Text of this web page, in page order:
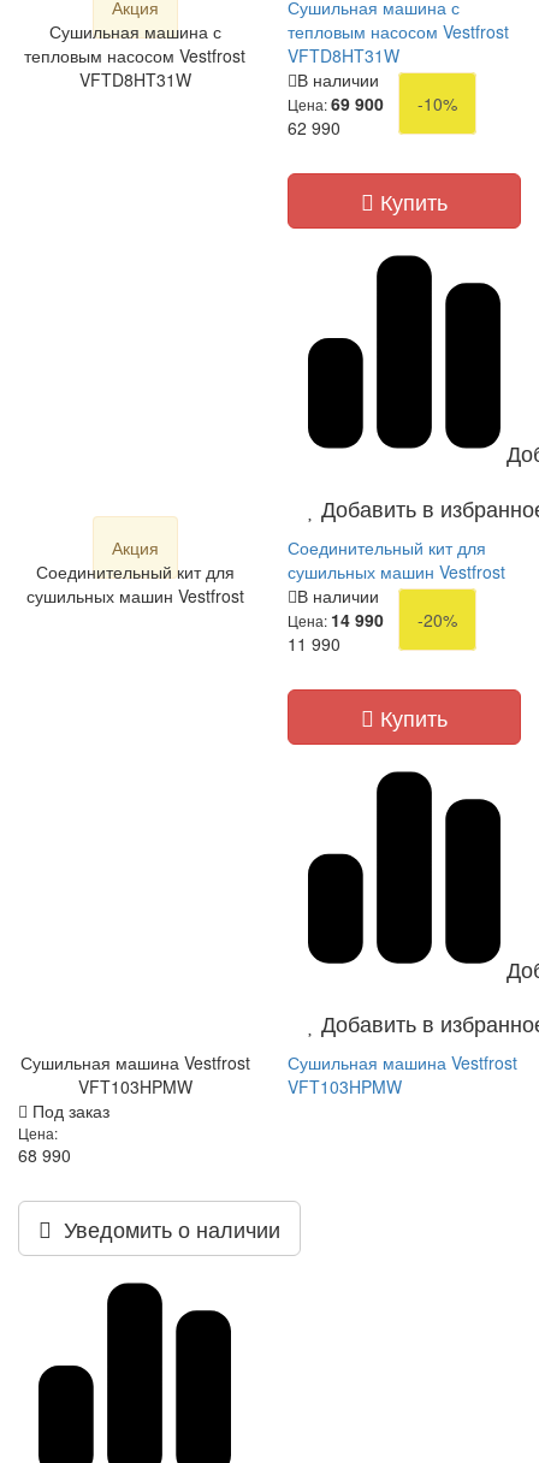
Акция
Сушильная машина с
тепловым насосом Vestfrost
VFTD8HT31W
Сушильная машина с
тепловым насосом Vestfrost
VFTD8HT31W
В наличии
Цена:69 900
-10%
62 990
Купить
Добавить в
Акция
Соединительный кит для
сушильных машин Vestfrost
Соединительный кит для
сушильных машин Vestfrost
В наличии
Цена: 14 990
-20%
11 990
Купить
Добавить в
Сушильная машина Vestfrost
VFT103HPMW
Сушильная машина Vestfrost
VFT103HPMW
Под заказ
Цена:
68 990
Уведомить о наличии